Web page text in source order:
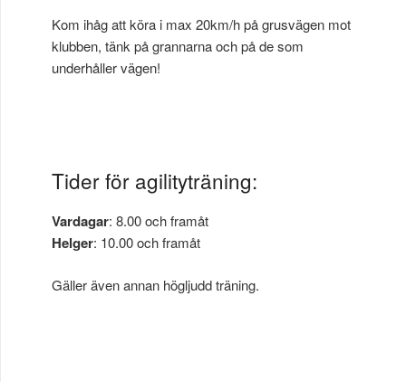
Kom ihåg att köra i max 20km/h på grusvägen mot
klubben, tänk på grannarna och på de som
underhåller vägen!
Tider för agilityträning:
Vardagar: 8.00 och framåt
Helger: 10.00 och framåt
Gäller även annan högljudd träning.